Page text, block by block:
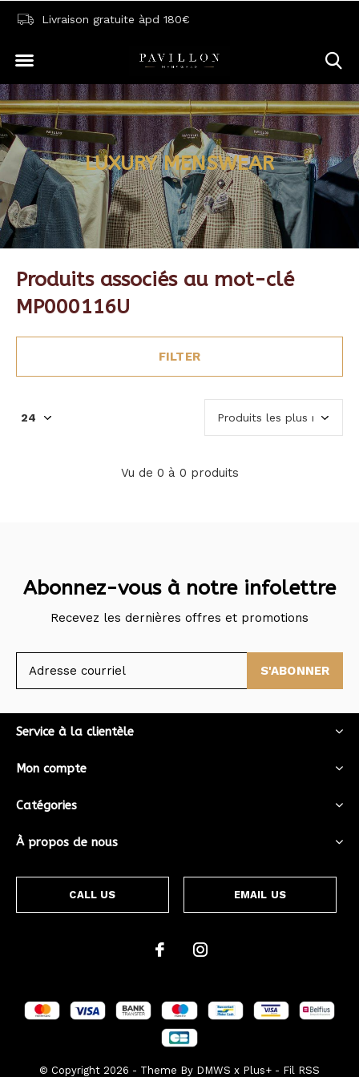
Livraison gratuite àpd 180€
LUXURY MENSWEAR
Produits associés au mot-clé
MP000116U
FILTER
Vu de 0 à 0 produits
Abonnez-vous à notre infolettre
Recevez les dernières offres et promotions
S'ABONNER
Service à la clientèle
Mon compte
Catégories
À propos de nous
CALL US EMAIL US
© Copyright 2026 - Theme By DMWS x Plus+ - Fil RSS